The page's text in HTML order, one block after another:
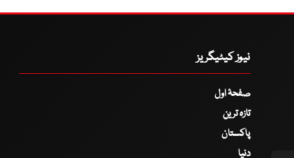
نیوز کیٹیگریز
صفحۂ اول
تازہ ترین
پاکستان
دنیا